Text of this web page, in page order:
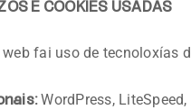
E COOKIES USADAS
web fai uso de tecnoloxías
WordPress,